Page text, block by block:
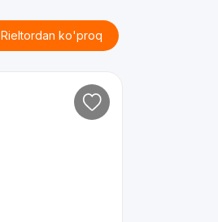
Rieltordan ko'proq